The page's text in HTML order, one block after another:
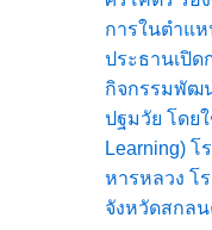
การในตำแ
ประธานเปิด
กิจกรรมพัฒ
ปฐมวัย โดย
Learning)
หารหลวง โ
จังหวัดสกล